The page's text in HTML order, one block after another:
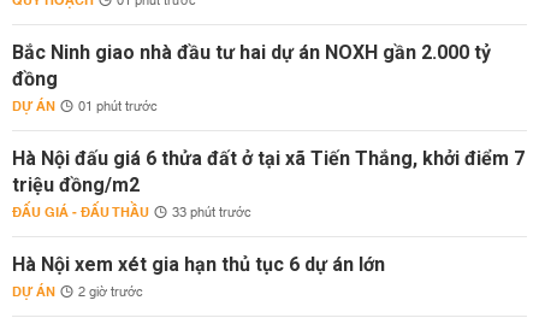
Bắc Ninh giao nhà đầu tư hai dự án NOXH gần 2.000 tỷ
đồng
DỰ ÁN 01 phút trước
Hà Nội đấu giá 6 thửa đất ở tại xã Tiến Thắng, khởi điểm 7
triệu đồng/m2
ĐẤU GIÁ - ĐẤU THẦU 33 phút trước
Hà Nội xem xét gia hạn thủ tục 6 dự án lớn
DỰ ÁN 2 giờ trước